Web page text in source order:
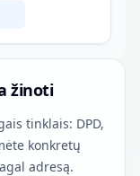
žinoti
tinklais: DPD,
konkretų
adresą.